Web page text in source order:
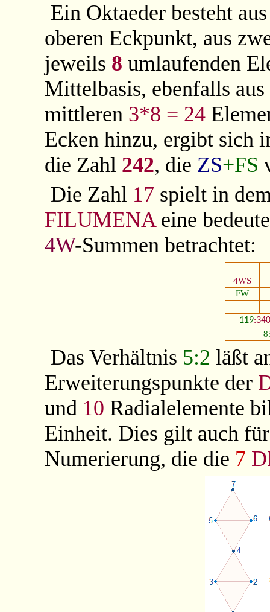
Ein Oktaeder besteht
oberen Eckpunkt, aus
jeweils 8 umlaufenden
Mittelbasis, ebenfalls aus
mittleren 3*8 = 24
Ecken hinzu, ergibt sich
die Zahl 242, die ZS+FS
Die Zahl 17 spielt in
FILUMENAeine
4W-Summen betrachtet:
4WS
FW
119
Das Verhältnis 5:2 läßt
Erweiterungspunkte der
und 10 Radialelemente
Einheit. Dies gilt auch
Numerierung, die die 7